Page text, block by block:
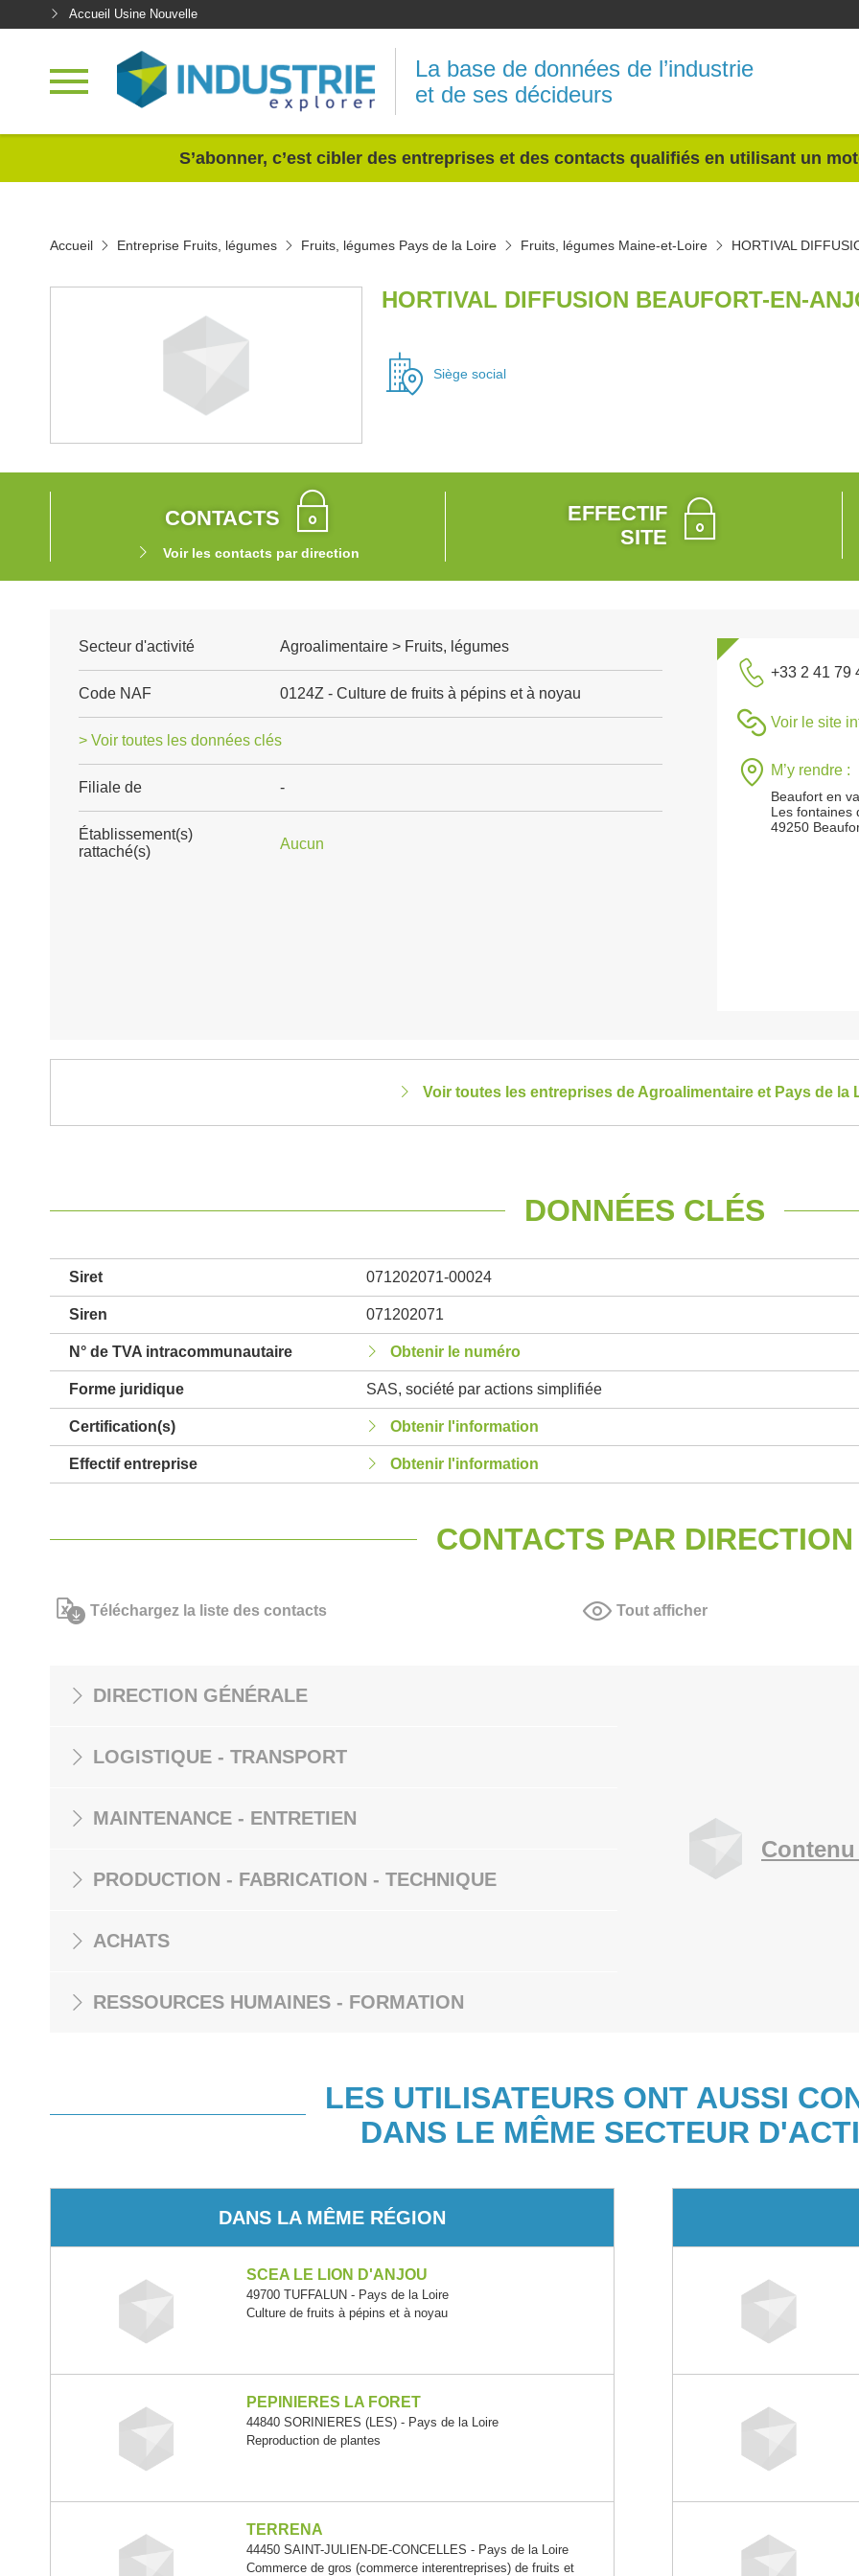
Accueil Usine Nouvelle
La base de données de l’industrie
et de ses décideurs
S’abonner, c’est cibler des entreprises et des contacts qualifiés en utilisant un
Accueil Entreprise Fruits, légumes Fruits, légumes Pays de la Loire Fruits, légumes Maine-et-Loire HORTIVAL
HORTIVAL DIFFUSION BEAUFORT-EN-
Siège social
CONTACTS
Voir les contacts par direction
EFFECTIF
SITE
Secteur d'activité Agroalimentaire > Fruits, légumes
Code NAF 0124Z - Culture de fruits à pépins et à noyau
> Voir toutes les données clés
Filiale de -
Établissement(s)
rattaché(s)
Aucun
+33 2 41 79
Voir le site
M’y rendre :
Beaufort en
Les fontaines
49250
Voir toutes les entreprises de Agroalimentaire et Pays de la
DONNÉES CLÉS
Siret 071202071-00024
Siren 071202071
N° de TVA intracommunautaire Obtenir le numéro
Forme juridique SAS, société par actions simplifiée
Certification(s) Obtenir l'information
Effectif entreprise Obtenir l'information
CONTACTS PAR DIRECTION
Téléchargez la liste des contacts Tout afficher
DIRECTION GÉNÉRALE
LOGISTIQUE - TRANSPORT
MAINTENANCE - ENTRETIEN
PRODUCTION - FABRICATION - TECHNIQUE
ACHATS
RESSOURCES HUMAINES - FORMATION
LES UTILISATEURS ONT AUSSI
DANS LE MÊME SECTEUR
DANS LA MÊME RÉGION
SCEA LE LION D'ANJOU
49700 TUFFALUN - Pays de la Loire
Culture de fruits à pépins et à noyau
PEPINIERES LA FORET
44840 SORINIERES (LES) - Pays de la Loire
Reproduction de plantes
TERRENA
44450 SAINT-JULIEN-DE-CONCELLES - Pays de la Loire
Commerce de gros (commerce interentreprises) de fruits et